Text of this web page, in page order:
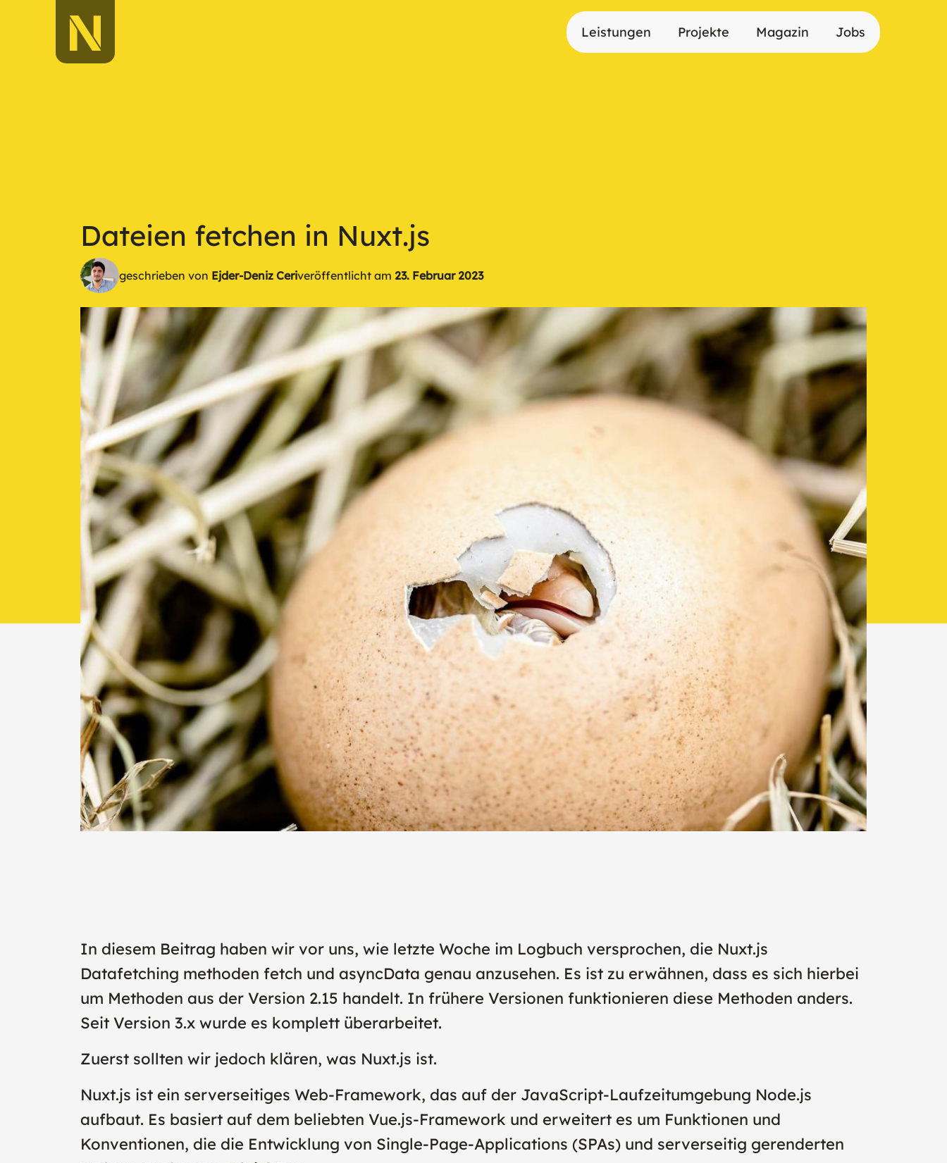
Leistungen Projekte Magazin Jobs
Dateien fetchen in Nuxt.js
geschrieben von Ejder-Deniz Ceriveröffentlicht am 23. Februar 2023
In diesem Beitrag haben wir vor uns, wie letzte Woche im Logbuch versprochen, die Nuxt.js
Datafetching methoden fetch und asyncData genau anzusehen. Es ist zu erwähnen, dass es sich hierbei
um Methoden aus der Version 2.15 handelt. In frühere Versionen funktionieren diese Methoden anders.
Seit Version 3.x wurde es komplett überarbeitet.
Zuerst sollten wir jedoch klären, was Nuxt.js ist.
Nuxt.js ist ein serverseitiges Web-Framework, das auf der JavaScript-Laufzeitumgebung Node.js
aufbaut. Es basiert auf dem beliebten Vue.js-Framework und erweitert es um Funktionen und
Konventionen, die die Entwicklung von Single-Page-Applications (SPAs) und serverseitig gerenderten